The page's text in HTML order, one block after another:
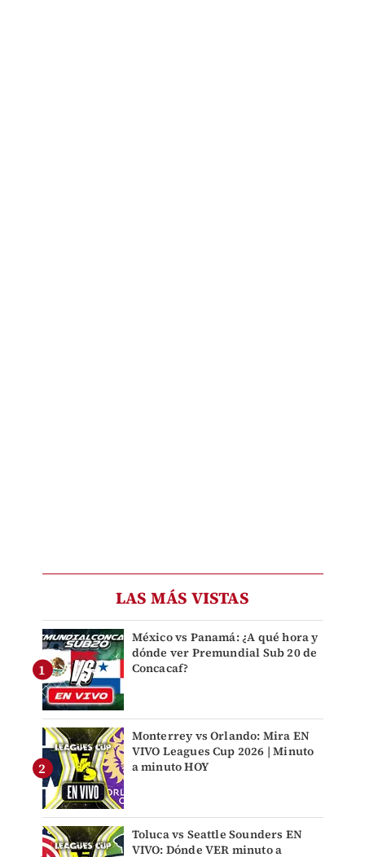
LAS MÁS VISTAS
México vs Panamá: ¿A qué hora y
dónde ver Premundial Sub 20 de
Concacaf?
Monterrey vs Orlando: Mira EN
VIVO Leagues Cup 2026 | Minuto
a minuto HOY
Toluca vs Seattle Sounders EN
VIVO: Dónde VER minuto a